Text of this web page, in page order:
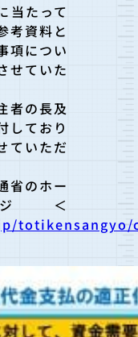
当たって
考資料と
項につい
せていた
者の長及
しており
ていただ
省のホー
＜
totikensangyo/